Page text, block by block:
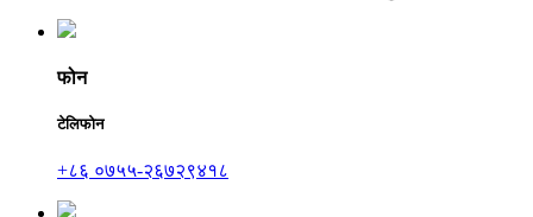
फोन
टेलिफोन
+८६ ०७५५-२६७२९४१८